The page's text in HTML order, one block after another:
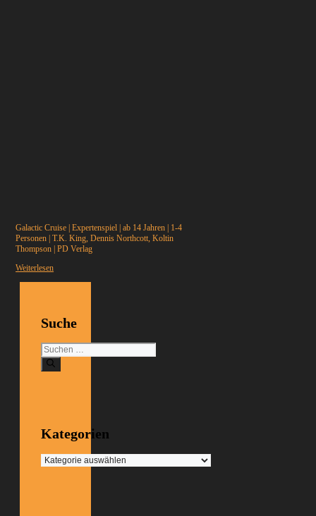
Galactic Cruise Expertenspiel ab 14 Jahren
1-4
Personen T.K. King, Dennis Northcott, Koltin
Thompson PD Verlag
Weiterlesen
Suche
Suchen
nach:
Kategorien
Kategorien